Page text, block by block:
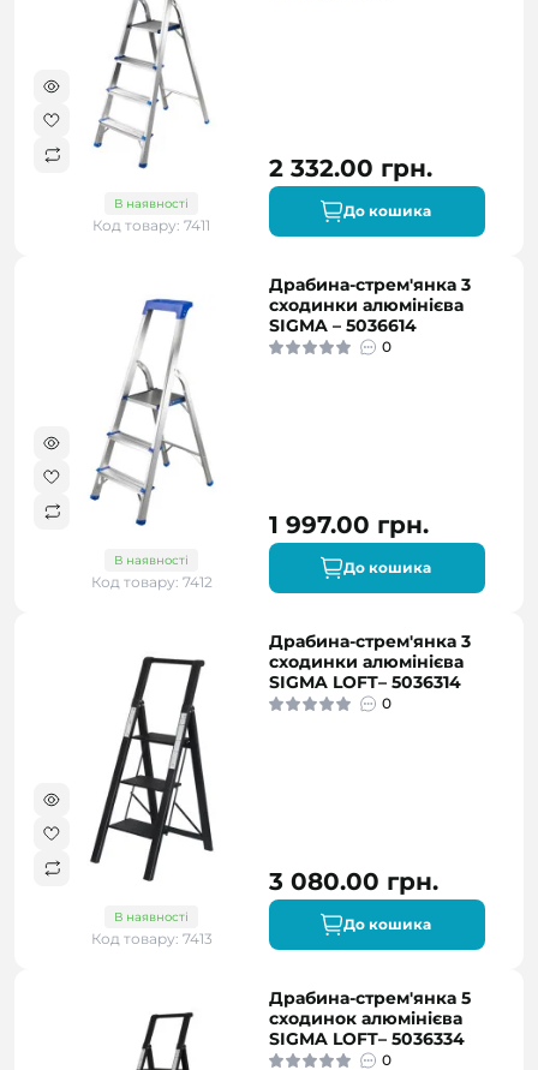
В наявності
Код товару: 7411
2 332.00 грн.
До кошика
В наявності
Код товару: 7412
Драбина-стрем'янка 3
сходинки алюмінієва
SIGMA – 5036614
0
1 997.00 грн.
До кошика
В наявності
Код товару: 7413
Драбина-стрем'янка 3
сходинки алюмінієва
SIGMA LOFT– 5036314
0
3 080.00 грн.
До кошика
Драбина-стрем'янка 5
сходинок алюмінієва
SIGMA LOFT– 5036334
0